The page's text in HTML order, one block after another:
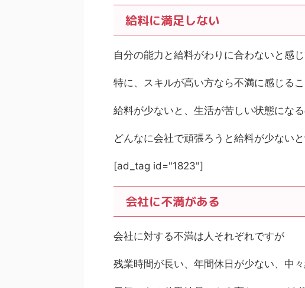
給料に満足しない
自分の能力と給料がわりに合わないと感じ
特に、スキルが高い方なら不満に感じるこ
給料が少ないと、生活が苦しい状態にな
どんなに会社で頑張ろうと給料が少ない
[ad_tag id="1823"]
会社に不満がある
会社に対する不満は人それぞれですが
残業時間が長い、年間休日が少ない、中